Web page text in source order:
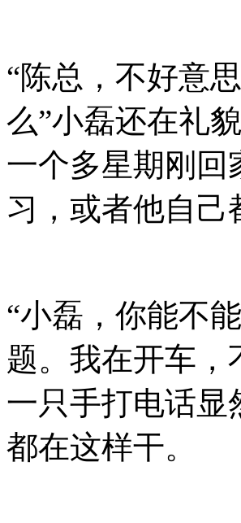
“陈总，不好意
么”小磊还在礼
一个多星期刚回
习，或者他自己
“小磊，你能不
题。我在开车，
一只手打电话显
都在这样干。